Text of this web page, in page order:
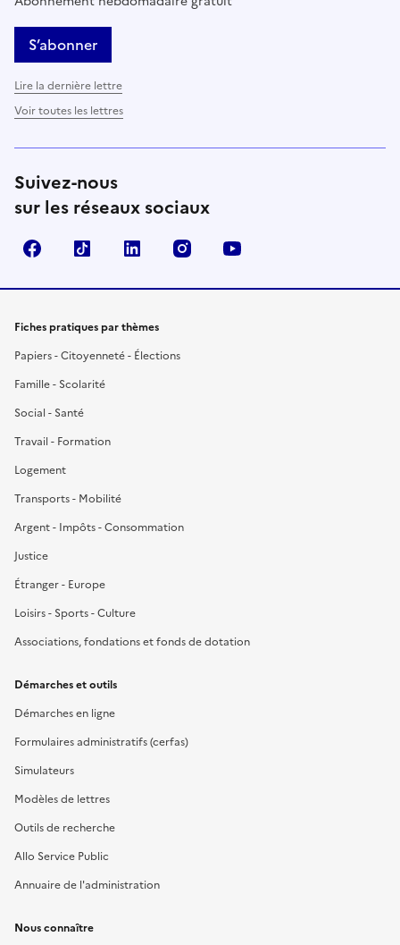
S’abonner
Lire la dernière lettre
Voir toutes les lettres
Suivez-nous
sur les réseaux sociaux
FacebookTikTok LinkedIn Instagram
Fiches pratiques par thèmes
Papiers - Citoyenneté - Élections
Famille - Scolarité
Social - Santé
Travail - Formation
Logement
Transports - Mobilité
Argent - Impôts - Consommation
Justice
Étranger - Europe
Loisirs - Sports - Culture
Associations, fondations et fonds de dotation
Démarches et outils
Démarches en ligne
Formulaires administratifs (cerfas)
Simulateurs
Modèles de lettres
Outils de recherche
Allo Service Public
Annuaire de l'administration
Nous connaître